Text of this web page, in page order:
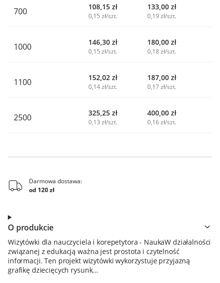
700 108,15 zł
0,15 zł/szt.
133,00 zł
0,19 zł/szt.
1000 146,30 zł
0,15 zł/szt.
180,00 zł
0,18 zł/szt.
1100 152,02 zł
0,14 zł/szt.
187,00 zł
0,17 zł/szt.
2500 325,25 zł
0,13 zł/szt.
400,00 zł
0,16 zł/szt.
Darmowa dostawa:
od 120 zł
O produkcie
Wizytówki dla nauczyciela i korepetytora - NaukaW działalności
związanej z edukacją ważna jest prostota i czytelność
informacji. Ten projekt wizytówki wykorzystuje przyjazną
grafikę dziecięcych rysunk...